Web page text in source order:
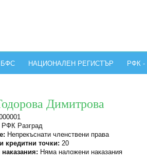
НАЦИОНАЛЕН РЕГИСТЪР РФК
Димитрова
РФК Разград
Непрекъснати членствени права
кредитни точки: 20
Няма наложени наказания